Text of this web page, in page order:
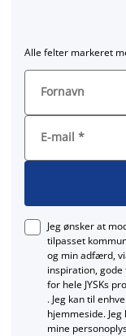
Alle felter markeret
Fornavn
E-mail *
Jeg ønsker at
tilpasset
og min adfærd,
inspiration,
for hele JYSKs
. Jeg kan til
hjemmeside.
mine